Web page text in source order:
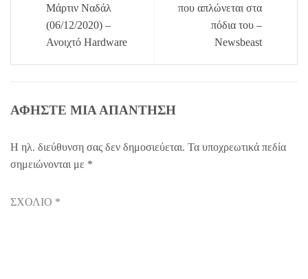
Μάρτιν Ναδάλ
(06/12/2020) –
Ανοιχτό Hardware
που απλώνεται στα
πόδια του –
Newsbeast
ΑΦΉΣΤΕ ΜΙΑ ΑΠΆΝΤΗΣΗ
Η ηλ. διεύθυνση σας δεν δημοσιεύεται. Τα υποχρεωτικά πεδία
σημειώνονται με *
ΣΧΌΛΙΟ *